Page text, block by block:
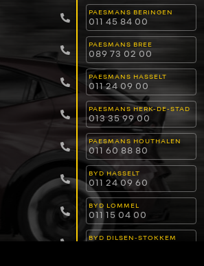
PAESMANS BERINGEN
011 45 84 00
PAESMANS BREE
089 73 02 00
PAESMANS HASSELT
011 24 09 00
PAESMANS HERK-DE-STAD
013 35 99 00
PAESMANS HOUTHALEN
011 60 88 80
BYD HASSELT
011 24 09 60
BYD LOMMEL
011 15 04 00
BYD DILSEN-STOKKEM